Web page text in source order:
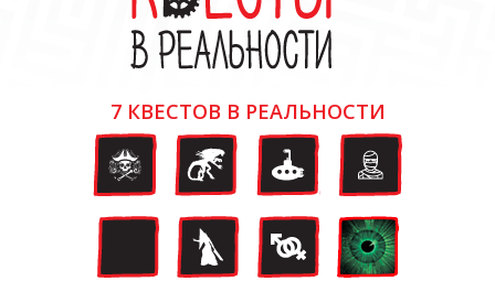
7 КВЕСТОВ В РЕАЛЬНОСТИ